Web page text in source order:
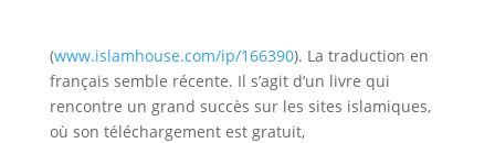
(www.islamhouse.com/ip/166390). La traduction en
français semble récente. Il s’agit d’un livre qui
rencontre un grand succès sur les sites islamiques,
où son téléchargement est gratuit,